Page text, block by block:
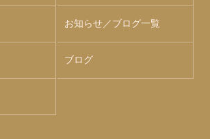
お知らせ／ブログ一覧
ブログ